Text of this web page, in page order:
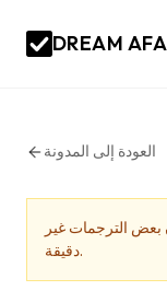
DREAM
العودة إلى المدونة
بعض الترجمات غير
دقيقة.